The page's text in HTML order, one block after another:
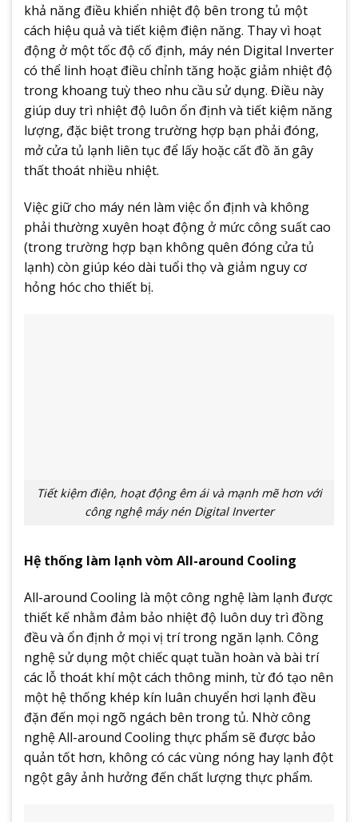
khả năng điều khiển nhiệt độ bên trong tủ một
cách hiệu quả và tiết kiệm điện năng. Thay vì hoạt
động ở một tốc độ cố định, máy nén Digital Inverter
có thể linh hoạt điều chỉnh tăng hoặc giảm nhiệt độ
trong khoang tuỳ theo nhu cầu sử dụng. Điều này
giúp duy trì nhiệt độ luôn ổn định và tiết kiệm năng
lượng, đặc biệt trong trường hợp bạn phải đóng,
mở cửa tủ lạnh liên tục để lấy hoặc cất đồ ăn gây
thất thoát nhiều nhiệt.
Việc giữ cho máy nén làm việc ổn định và không
phải thường xuyên hoạt động ở mức công suất cao
(trong trường hợp bạn không quên đóng cửa tủ
lạnh) còn giúp kéo dài tuổi thọ và giảm nguy cơ
hỏng hóc cho thiết bị.
Tiết kiệm điện, hoạt động êm ái và mạnh mẽ hơn với
công nghệ máy nén Digital Inverter
Hệ thống làm lạnh vòm All-around Cooling
All-around Cooling là một công nghệ làm lạnh được
thiết kế nhằm đảm bảo nhiệt độ luôn duy trì đồng
đều và ổn định ở mọi vị trí trong ngăn lạnh. Công
nghệ sử dụng một chiếc quạt tuần hoàn và bài trí
các lỗ thoát khí một cách thông minh, từ đó tạo nên
một hệ thống khép kín luân chuyển hơi lạnh đều
đặn đến mọi ngõ ngách bên trong tủ. Nhờ công
nghệ All-around Cooling thực phẩm sẽ được bảo
quản tốt hơn, không có các vùng nóng hay lạnh đột
ngột gây ảnh hưởng đến chất lượng thực phẩm.